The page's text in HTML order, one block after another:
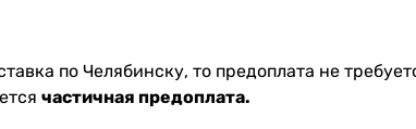
по Челябинску, то предоплата не
частичная предоплата.